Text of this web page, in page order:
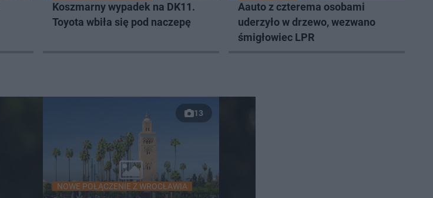
Koszmarny wypadek na DK11.
Toyota wbiła się pod naczepę
Aauto z czterema osobami
uderzyło w drzewo, wezwano
śmigłowiec LPR
13
NOWE POŁĄCZENIE Z WROCŁAWIA